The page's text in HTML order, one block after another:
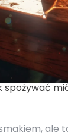
spożywać
ale